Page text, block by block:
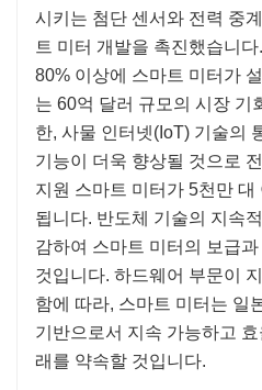
시키는 첨단 센서와 전력 중
트 미터 개발을 촉진했습니
80% 이상에 스마트 미터가
는 60억 달러 규모의 시장 기
한, 사물 인터넷(IoT) 기술의
기능이 더욱 향상될 것으로
지원 스마트 미터가 5천만
됩니다. 반도체 기술의 지속
감하여 스마트 미터의 보급
것입니다. 하드웨어 부문이
함에 따라, 스마트 미터는 일
기반으로서 지속 가능하고
래를 약속할 것입니다.